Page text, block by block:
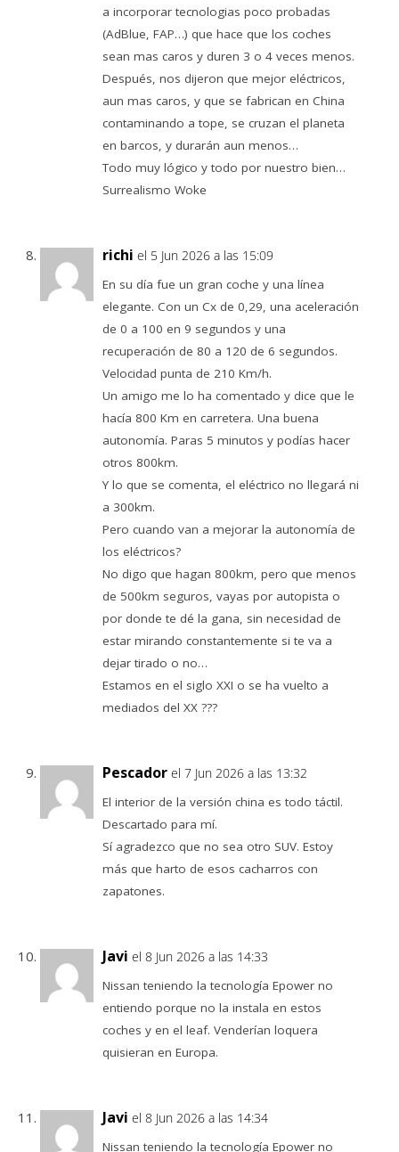
a incorporar tecnologias poco probadas
(AdBlue, FAP…) que hace que los coches
sean mas caros y duren 3 o 4 veces menos.
Después, nos dijeron que mejor eléctricos,
aun mas caros, y que se fabrican en China
contaminando a tope, se cruzan el planeta
en barcos, y durarán aun menos…
Todo muy lógico y todo por nuestro bien…
Surrealismo Woke
richi el 5 Jun 2026 a las 15:09
En su día fue un gran coche y una línea
elegante. Con un Cx de 0,29, una aceleración
de 0 a 100 en 9 segundos y una
recuperación de 80 a 120 de 6 segundos.
Velocidad punta de 210 Km/h.
Un amigo me lo ha comentado y dice que le
hacía 800 Km en carretera. Una buena
autonomía. Paras 5 minutos y podías hacer
otros 800km.
Y lo que se comenta, el eléctrico no llegará ni
a 300km.
Pero cuando van a mejorar la autonomía de
los eléctricos?
No digo que hagan 800km, pero que menos
de 500km seguros, vayas por autopista o
por donde te dé la gana, sin necesidad de
estar mirando constantemente si te va a
dejar tirado o no…
Estamos en el siglo XXI o se ha vuelto a
mediados del XX ???
Pescador el 7 Jun 2026 a las 13:32
El interior de la versión china es todo táctil.
Descartado para mí.
Sí agradezco que no sea otro SUV. Estoy
más que harto de esos cacharros con
zapatones.
Javi el 8 Jun 2026 a las 14:33
Nissan teniendo la tecnología Epower no
entiendo porque no la instala en estos
coches y en el leaf. Venderían loquera
quisieran en Europa.
Javi el 8 Jun 2026 a las 14:34
Nissan teniendo la tecnología Epower no